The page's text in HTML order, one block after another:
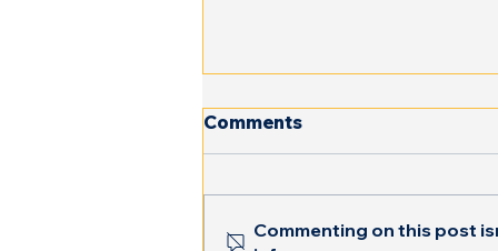
Comments
Commenting on this post